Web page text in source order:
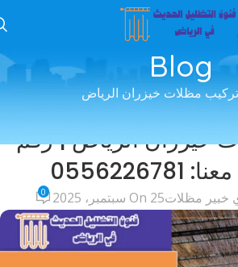
Blog
تركيب مظلات خيزران الرياض
خيزران الرياض | رقم
خبير مظلاتOn 25 سبتمبر، 2025 0